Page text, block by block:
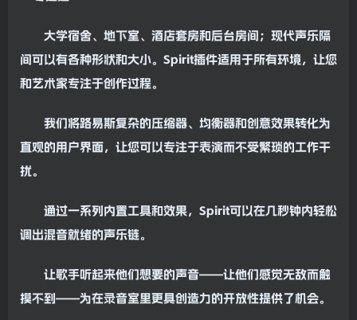
大学宿舍、地下室、酒店套房和后台房间；现代声乐隔
间可以有各种形状和大小。Spirit插件适用于所有环境，让您
和艺术家专注于创作过程。
我们将路易斯复杂的压缩器、 均衡器和创意效果转化为
直观的用户界面，让您可以专注于表演而不受繁琐的工作干
扰。
通过一系列内置工具和效果，Spirit可以在几秒钟内轻松
调出混音就绪的声乐链。
让歌手听起来他们想要的声音——让他们感觉无敌而触
摸不到——为在录音室里更具创造力的开放性提供了机会。